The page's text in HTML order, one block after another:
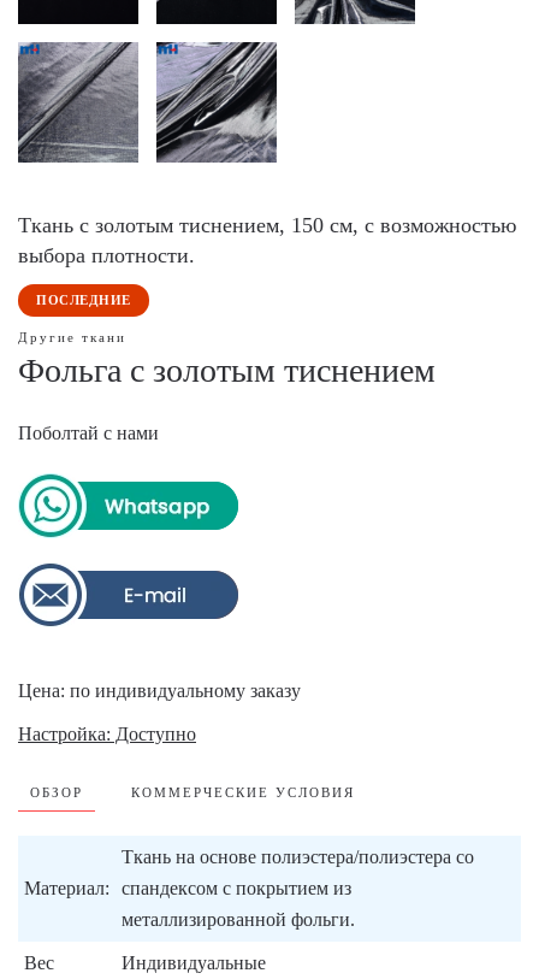
Ткань с золотым тиснением, 150 см, с возможностью
выбора плотности.
ПОСЛЕДНИЕ
Другие ткани
Фольга с золотым тиснением
Поболтай с нами
Цена: по индивидуальному заказу
Настройка: Доступно
ОБЗОР КОММЕРЧЕСКИЕ УСЛОВИЯ
Материал:
Ткань на основе полиэстера/полиэстера со
спандексом с покрытием из
металлизированной фольги.
Вес Индивидуальные